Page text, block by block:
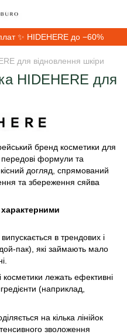
✨ HIDEHERE до −60%
для відновлення шкіри
HIDEHERE для
бренд косметики для
передові формули та
догляд, спрямований
та збереження сяйва
характерними
в трендових і
пак), які займають мало
косметики лежать ефективні
(наприклад,
на кілька лінійок
зволоження